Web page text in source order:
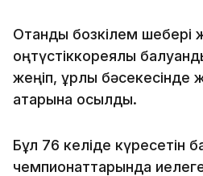
Отандық бозкілем
оңтүстіккореялық
жеңіп, құрлық
қатарына қосылды.
Бұл 76 келіде күресетін
чемпионаттарында